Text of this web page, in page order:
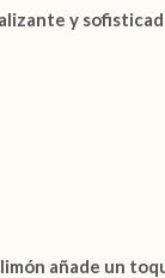
y
añade un